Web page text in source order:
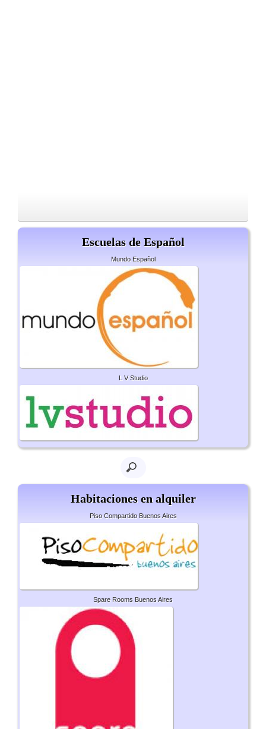
Escuelas de Español
Mundo Español
L V Studio
Habitaciones en alquiler
Piso Compartido Buenos Aires
Spare Rooms Buenos Aires